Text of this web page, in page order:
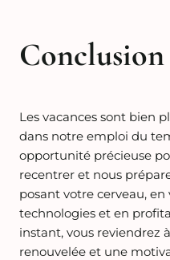
Conclusion
Les vacances sont bien
dans notre emploi du
opportunité précieuse
recentrer et nous
posant votre cerveau,
technologies et en
instant, vous reviendrez
renouvelée et une